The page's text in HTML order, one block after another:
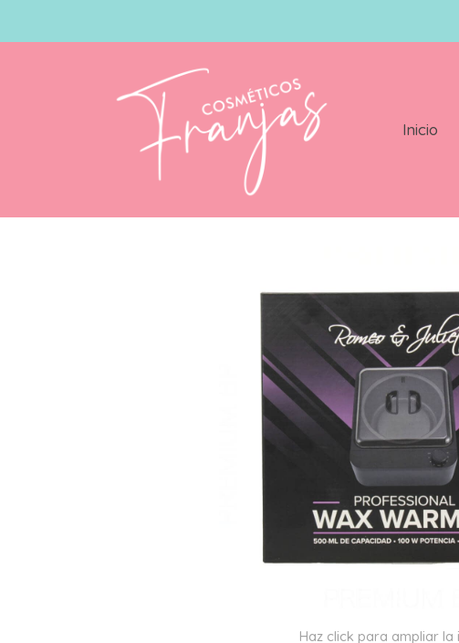
Inicio
Albi Fundidor Negro 500 ml 2824
Haz click para ampliar la